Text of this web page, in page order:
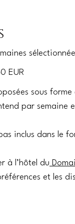
EUR
sous
par semaine
inclus dans le
à l’hôtel du
et les